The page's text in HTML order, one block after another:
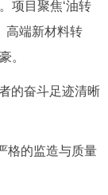
项目聚焦‘油转
高端新材料转
。
的奋斗足迹清晰
格的监造与质量